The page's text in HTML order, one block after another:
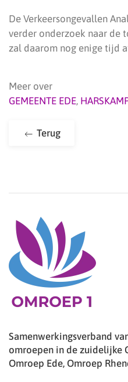
De Verkeersongevallen
verder onderzoek naar de
zal daarom nog enige tijd
Meer over
GEMEENTE EDE,
Terug
Samenwerkingsverband
omroepen in de zuidelijke
Omroep Ede, Omroep